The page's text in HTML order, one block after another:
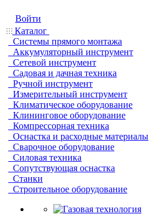
Войти
Каталог
Системы прямого монтажа
Аккумуляторный инструмент
Сетевой инструмент
Садовая и дачная техника
Ручной инструмент
Измерительный инструмент
Климатическое оборудование
Клининговое оборудование
Компрессорная техника
Оснастка и расходные материалы
Сварочное оборудование
Силовая техника
Сопутствующая оснастка
Станки
Строительное оборудование